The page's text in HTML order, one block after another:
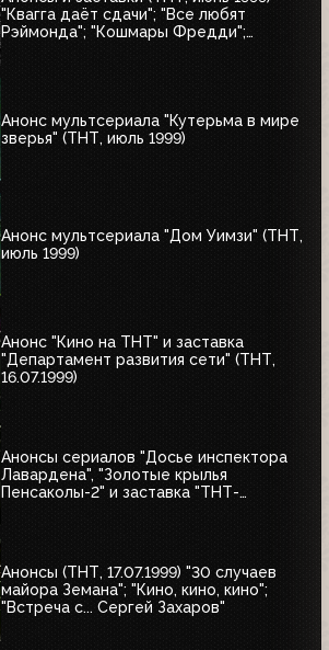
"Квагга даёт сдачи"; "Все любят
Рэймонда"; "Кошмары Фредди";
Анонс мультсериала "Кутерьма в мире
зверья" (ТНТ, июль 1999)
Анонс мультсериала "Дом Уимзи" (ТНТ,
июль 1999)
Анонс "Кино на ТНТ" и заставка
"Департамент развития сети" (ТНТ,
16.07.1999)
Анонсы сериалов "Досье инспектора
Лавардена", "Золотые крылья
Пенсаколы-2" и заставка "ТНТ-
Анонсы (ТНТ, 17.07.1999) "30 случаев
майора Земана"; "Кино, кино, кино";
"Встреча с... Сергей Захаров"